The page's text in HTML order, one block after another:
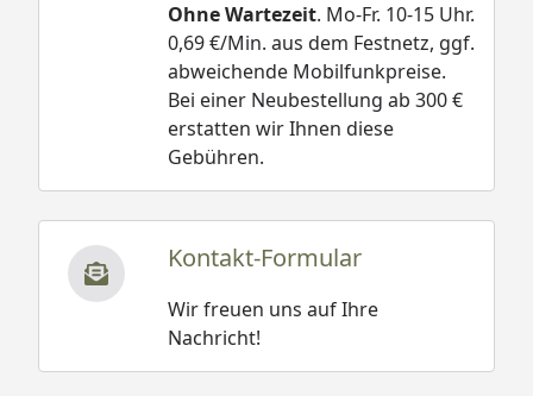
Ohne Wartezeit. Mo-Fr. 10-15 Uhr.
0,69 €/Min. aus dem Festnetz, ggf.
abweichende Mobilfunkpreise.
Bei einer Neubestellung ab 300 €
erstatten wir Ihnen diese
Gebühren.
Kontakt-Formular
Wir freuen uns auf Ihre
Nachricht!